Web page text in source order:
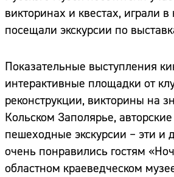
викторинах и квестах, играли
посещали экскурсии по
Показательные выступления
интерактивные площадки от
реконструкции, викторины на
Кольском Заполярье,
пешеходные экскурсии – эти и
очень понравились гостям
областном краеведческом